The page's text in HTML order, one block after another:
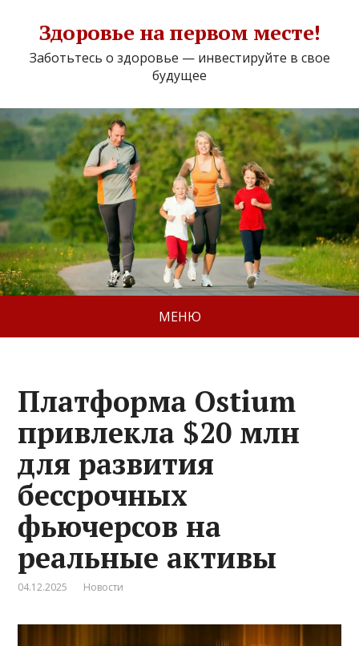
Здоровье на первом месте!
Заботьтесь о здоровье — инвестируйте в свое
будущее
МЕНЮ
Платформа Ostium
привлекла $20 млн
для развития
бессрочных
фьючерсов на
реальные активы
04.12.2025 Новости